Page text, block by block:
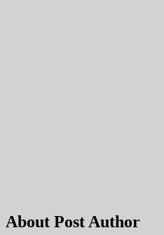
About Post Author